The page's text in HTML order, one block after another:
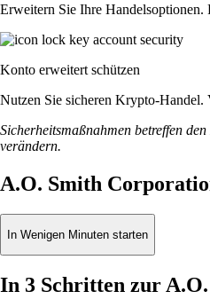
Erweitern Sie Ihre
Konto erweitert schützen
Nutzen Sie sicheren Krypto-Handel.
Sicherheitsmaßnahmen betreffen
verändern.
A.O. Smith
In Wenigen Minuten starten
In 3 Schritten zur